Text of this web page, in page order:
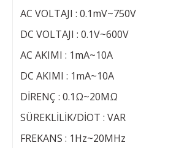
AC VOLTAJI : 0.1mV~750V
DC VOLTAJI : 0.1V~600V
AC AKIMI : 1mA~10A
DC AKIMI : 1mA~10A
DİRENÇ : 0.1Ω~20MΩ
SÜREKLİLİK/DİOT : VAR
FREKANS : 1Hz~20MHz